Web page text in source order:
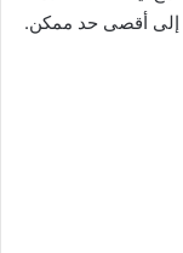
إلى أقصى حد ممكن.